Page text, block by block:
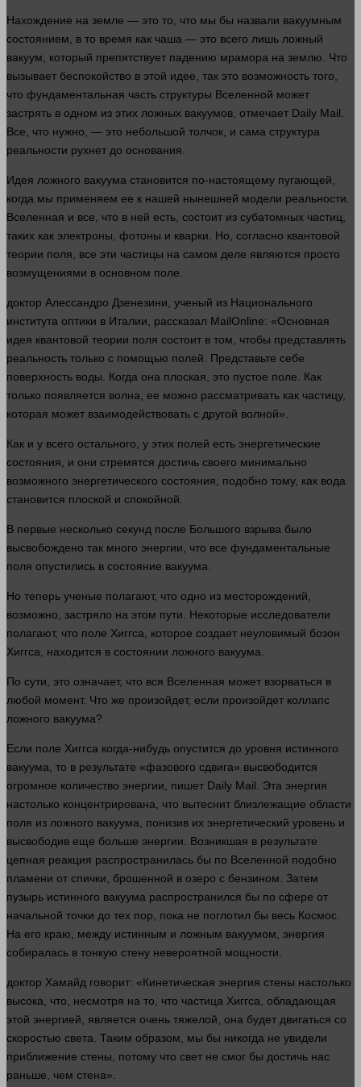
Нахождение на земле — это то, что мы бы назвали вакуумным
состоянием, в то время как чаша — это всего лишь ложный
вакуум, который препятствует падению мрамора на землю . Что
вызывает беспокойство в этой идее, так это возможность того,
что фундаментальная часть структуры Вселенной может
застрять в одном из этих ложных вакуумов, отмечает Daily Mail.
Все, что нужно , — это небольшой толчок, и сама структура
реальности рухнет до основания.
Идея ложного вакуума становится по-настоящему пугающей,
когда мы применяем ее к нашей нынешней модели реальности.
Вселенная и все, что в ней есть, состоит из субатомных частиц,
таких как электроны, фотоны и кварки. Но, согласно квантовой
теории поля, все эти частицы на самом деле являются просто
возмущениями в основном поле.
доктор Алессандро Дзенезини, ученый из Национального
института оптики в Италии, рассказал MailOnline: «Основная
идея квантовой теории поля состоит в том, чтобы представлять
реальность только с помощью полей. Представьте себе
поверхность воды . Когда она плоская, это пустое поле. Как
только появляется волна, ее можно рассматривать как частицу,
которая может взаимодействовать с другой волной».
Как и у всего остального, у этих полей есть энергетические
состояния, и они стремятся достичь своего минимально
возможного энергетического состояния, подобно тому, как вода
становится плоской и спокойной.
В первые несколько секунд после Большого взрыва было
высвобождено так много энергии, что все фундаментальные
поля опустились в состояние вакуума.
Но теперь ученые полагают, что одно из месторождений,
возможно, застряло на этом пути. Некоторые исследователи
полагают, что поле Хиггса, которое создает неуловимый бозон
Хиггса, находится в состоянии ложного вакуума.
По сути, это означает, что вся Вселенная может взорваться в
любой момент. Что же произойдет, если произойдет коллапс
ложного вакуума?
Если поле Хиггса когда-нибудь опустится до уровня истинного
вакуума, то в результате «фазового сдвига» высвободится
огромное количество энергии, пишет Daily Mail. Эта энергия
настолько концентрирована, что вытеснит близлежащие области
поля из ложного вакуума, понизив их энергетический уровень и
высвободив еще больше энергии. Возникшая в результате
цепная реакция распространилась бы по Вселенной подобно
пламени от спички, брошенной в озеро с бензином. Затем
пузырь истинного вакуума распространился бы по сфере от
начальной точки до тех пор, пока не поглотил бы весь Космос
На его краю, между истинным и ложным вакуумом, энергия
собиралась в тонкую стену невероятной мощности.
доктор Хамайд говорит: «Кинетическая энергия стены настолько
высока, что, несмотря на то, что частица Хиггса, обладающая
этой энергией, является очень тяжелой, она будет двигаться со
скоростью света. Таким образом, мы бы никогда не увидели
приближение стены, потому что свет не смог бы достичь нас
раньше, чем стена».